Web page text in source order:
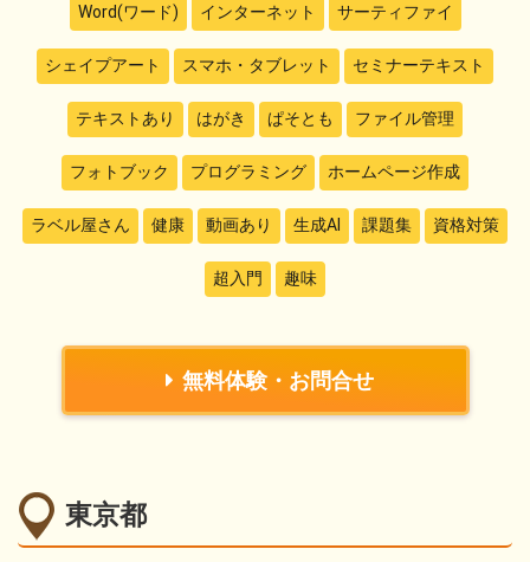
Word(ワード) インターネット サーティファイ
シェイプアート スマホ・タブレット セミナーテキスト
テキストあり はがき ぱそとも ファイル管理
フォトブック プログラミング ホームページ作成
ラベル屋さん 健康 動画あり 生成AI 課題集 資格対策
超入門 趣味
無料体験・お問合せ
東京都